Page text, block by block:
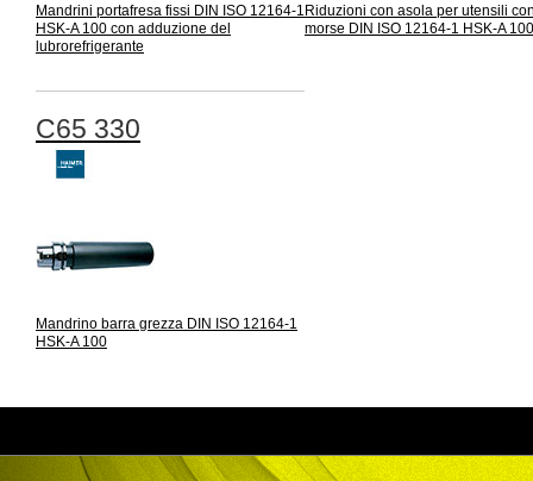
Mandrini portafresa fissi DIN ISO 12164-1
HSK-A 100 con adduzione del
lubrorefrigerante
Riduzioni con asola per utensili
morse DIN ISO 12164-1 HSK-A 100
C65 330
Mandrino barra grezza DIN ISO 12164-1
HSK-A 100